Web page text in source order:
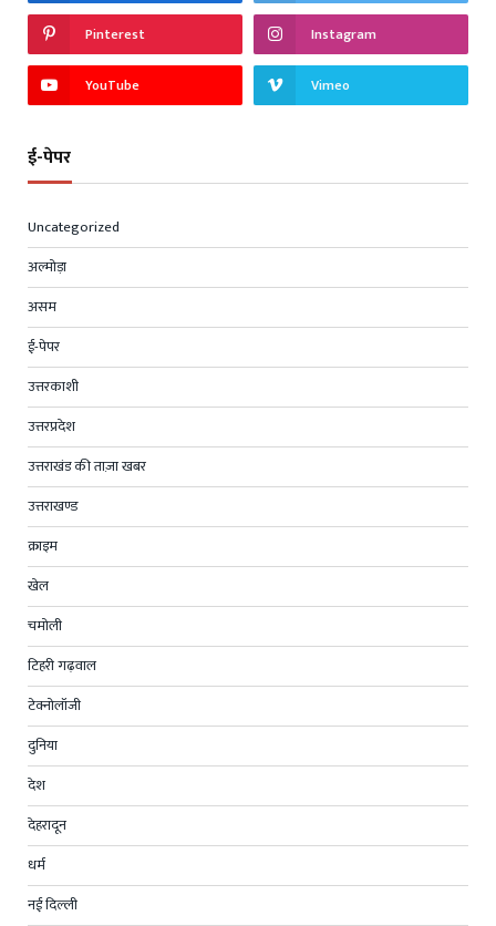
Pinterest Instagram
YouTube Vimeo
ई-पेपर
Uncategorized
अल्मोड़ा
असम
ई-पेपर
उत्तरकाशी
उत्तरप्रदेश
उत्तराखंड की ताज़ा खबर
उत्तराखण्ड
क्राइम
खेल
चमोली
टिहरी गढ़वाल
टेक्नोलॉजी
दुनिया
देश
देहरादून
धर्म
नई दिल्ली